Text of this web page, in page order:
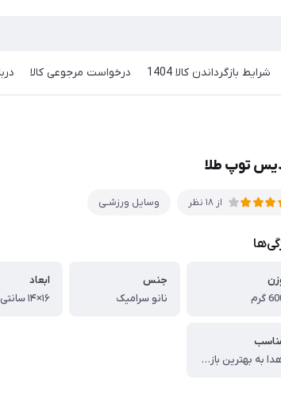
شرایط بازگرداندن کالا 1404 درخواست مرجوعی کالا
توپ طلا
از 18 نظر وسایل ورزشـی
گرم
جنس
نانو سرامیک
ابعاد
۱۶×۱۴ سانتی متر
اهدا به بهترین بازیکن